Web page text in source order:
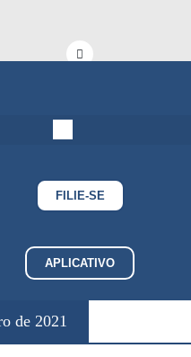
FILIE-SE
APLICATIVO
de 2021